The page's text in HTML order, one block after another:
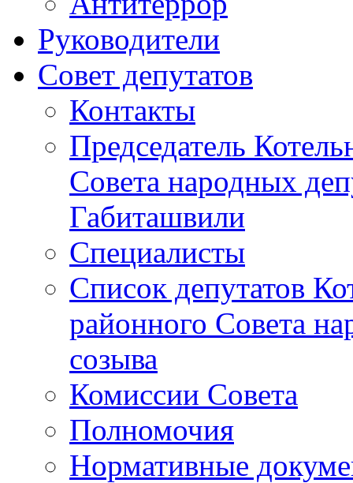
Руководители
Совет депутатов
Контакты
Председатель
Совета народных
Габиташвили
Специалисты
Список депутатов
районного Совета
созыва
Комиссии Совета
Полномочия
Нормативные